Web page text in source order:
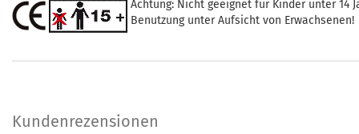
Achtung: Nicht geeignet für Kinder unter 14
Benutzung unter Aufsicht von Erwachsenen!
Kundenrezensionen